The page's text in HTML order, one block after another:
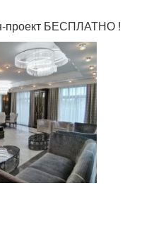
проект БЕСПЛАТНО !